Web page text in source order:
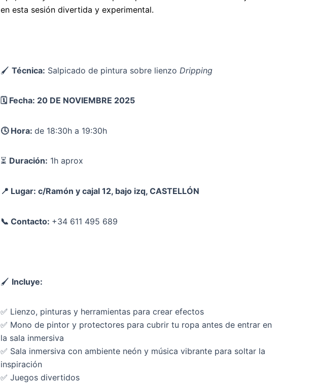
en esta sesión divertida y experimental.
🖌 Técnica: Salpicado de pintura sobre lienzo Dripping
🗓️ Fecha: 20 DE NOVIEMBRE 2025
🕓 Hora: de 18:30h a 19:30h
⏳ Duración: 1h aprox
📍 Lugar: c/Ramón y cajal 12, bajo izq, CASTELLÓN
📞 Contacto: +34 611 495 689
🖌 Incluye:
✅ Lienzo, pinturas y herramientas para crear efectos
✅ Mono de pintor y protectores para cubrir tu ropa antes de entrar en
la sala inmersiva
✅ Sala inmersiva con ambiente neón y música vibrante para soltar la
inspiración
✅ Juegos divertidos